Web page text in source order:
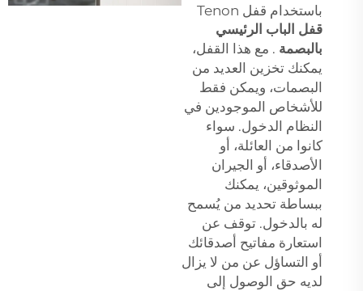
باستخدام قفل Tenon
قفل الباب الرئيسي
بالبصمة . مع هذا القفل،
يمكنك تخزين العديد من
البصمات، ويمكن فقط
للأشخاص الموجودين في
النظام الدخول. سواء
كانوا من العائلة، أو
الأصدقاء، أو الجيران
الموثوقين، يمكنك
ببساطة تحديد من يُسمح
له بالدخول. توقف عن
استعارة مفاتيح أصدقائك
أو التساؤل عن من لا يزال
لديه حق الوصول إلى